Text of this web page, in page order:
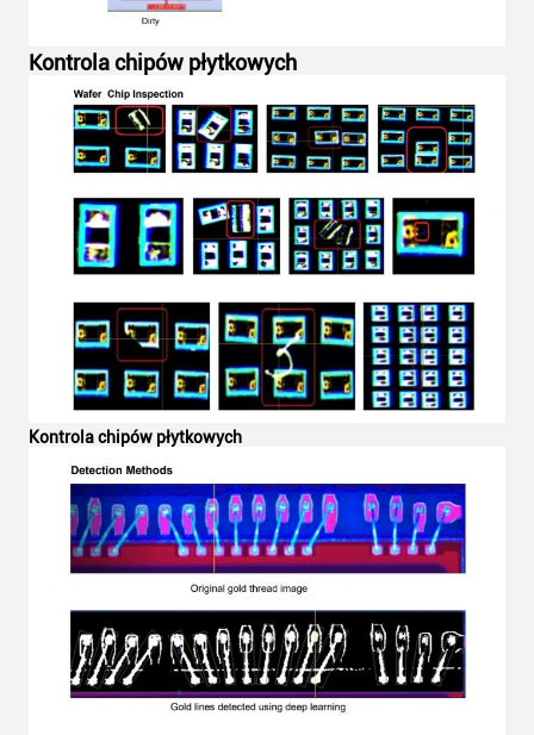
Kontrola chipów płytkowych
Kontrola chipów płytkowych